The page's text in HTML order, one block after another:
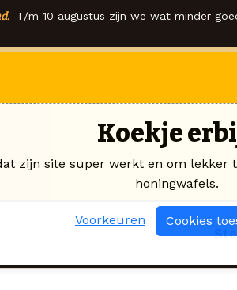
T/m 10 augustus zijn we wat minder
Koekje
zijn site super werkt en om lekker
honingwafels.
Voorkeuren Cookies